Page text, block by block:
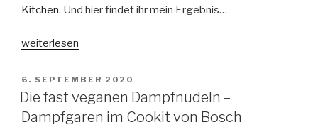
Kitchen. Und hier findet ihr mein Ergebnis…
„Cookit
„Ein
Gericht
–
weiterlesen
VERÖFFENTLICHT
AM
6. SEPTEMBER 2020
Die fast veganen Dampfnudeln –
Dampfgaren im Cookit von Bosch